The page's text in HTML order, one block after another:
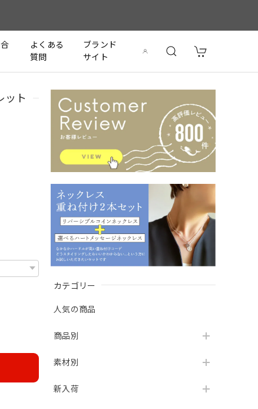
よくある
質問
ブランド
サイト
カテゴリー
人気の商品
商品別
素材別
新入荷
ット